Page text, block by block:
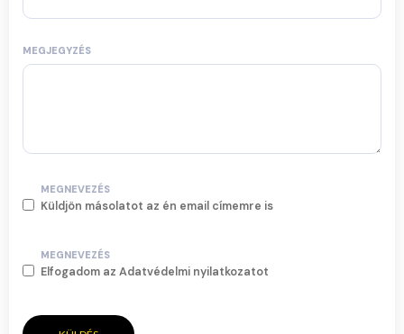
MEGJEGYZÉS
MEGNEVEZÉS
Küldjön másolatot az én email címemre is
MEGNEVEZÉS
Elfogadom az Adatvédelmi nyilatkozatot